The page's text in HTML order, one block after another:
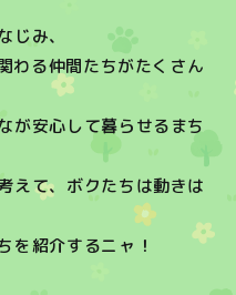
じみ、
わる仲間たちがたくさん
が安心して暮らせるまち
えて、ボクたちは動きは
を紹介するニャ！